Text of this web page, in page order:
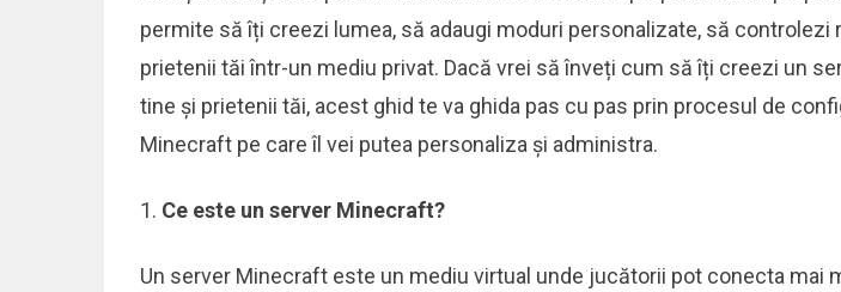
permite să îți creezi lumea, să adaugi moduri personalizate, să controlezi
prietenii tăi într-un mediu privat. Dacă vrei să înveți cum să îți creezi un
tine și prietenii tăi, acest ghid te va ghida pas cu pas prin procesul de
Minecraft pe care îl vei putea personaliza și administra.
Ce este un server Minecraft?
Un server Minecraft este un mediu virtual unde jucătorii pot conecta mai